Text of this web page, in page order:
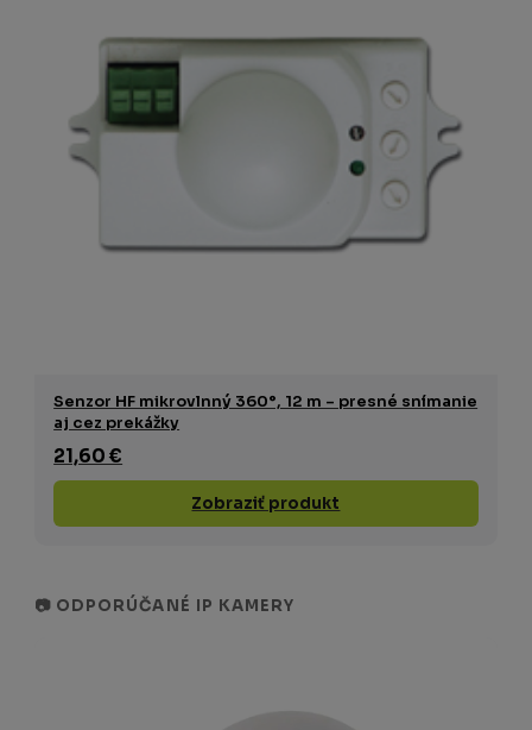
Senzor HF mikrovlnný 360°, 12 m – presné snímanie
aj cez prekážky
21,60 €
Zobraziť produkt
📷 ODPORÚČANÉ IP KAMERY